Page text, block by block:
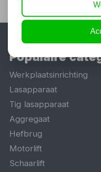
Populaire
Werkplaatsinrichting
Lasapparaat
Tig lasapparaat
Aggregaat
Hefbrug
Motorlift
Schaarlift